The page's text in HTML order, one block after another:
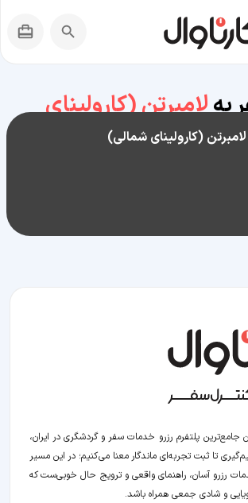
بهلامبرتن (کارولینای
(کارولینای شمالی)
جامع‌ترین پلتفرم رزرو خدمات سفر و گردشگری در ایران،
تا ثبت تجربه‌ای ماندگار معنا می‌کنیم؛ در این مسیر‍
رزرو آسان، راهنمای واقعی و ترویج حال خوبی‌ست که
و شادی جمعی همراه باشد.